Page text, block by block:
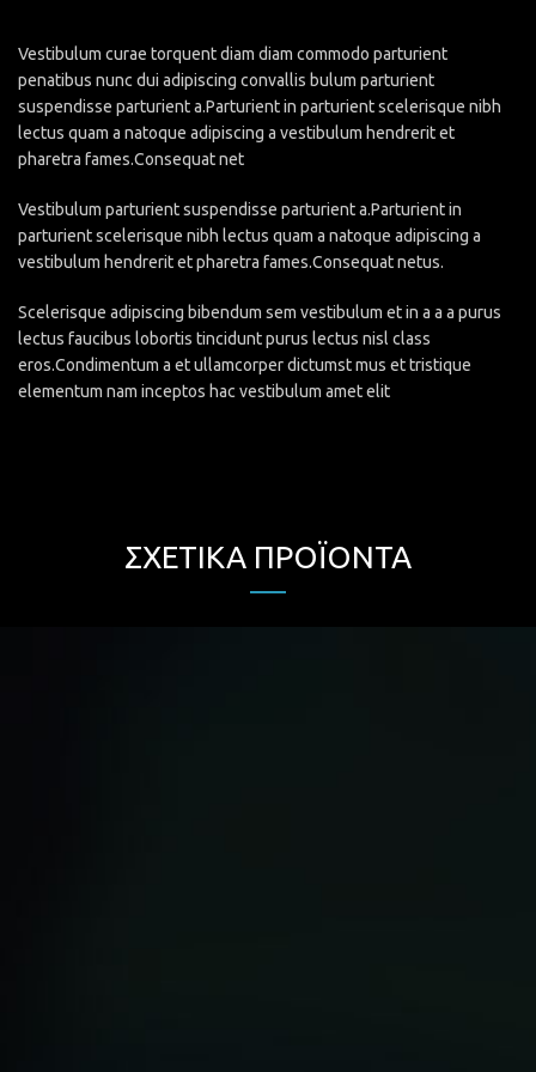
Vestibulum curae torquent diam diam commodo parturient
penatibus nunc dui adipiscing convallis bulum parturient
suspendisse parturient a.Parturient in parturient scelerisque nibh
lectus quam a natoque adipiscing a vestibulum hendrerit et
pharetra fames.Consequat net
Vestibulum parturient suspendisse parturient a.Parturient in
parturient scelerisque nibh lectus quam a natoque adipiscing a
vestibulum hendrerit et pharetra fames.Consequat netus.
Scelerisque adipiscing bibendum sem vestibulum et in a a a purus
lectus faucibus lobortis tincidunt purus lectus nisl class
eros.Condimentum a et ullamcorper dictumst mus et tristique
elementum nam inceptos hac vestibulum amet elit
ΣΧΕΤΙΚΆ ΠΡΟΪΌΝΤΑ